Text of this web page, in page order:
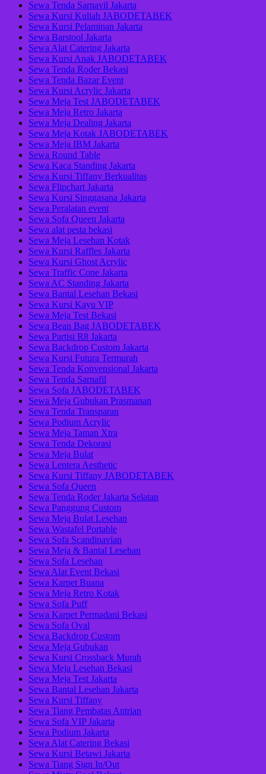
Sewa Tenda Sarnavil Jakarta
Sewa Kursi Kuliah JABODETABEK
Sewa Kursi Pelaminan Jakarta
Sewa Barstool Jakarta
Sewa Alat Catering Jakarta
Sewa Kursi Anak JABODETABEK
Sewa Tenda Roder Bekasi
Sewa Tenda Bazar Event
Sewa Kursi Acrylic Jakarta
Sewa Meja Test JABODETABEK
Sewa Meja Retro Jakarta
Sewa Meja Dealing Jakarta
Sewa Meja Kotak JABODETABEK
Sewa Meja IBM Jakarta
Sewa Round Table
Sewa Kaca Standing Jakarta
Sewa Kursi Tiffany Berkualitas
Sewa Flipchart Jakarta
Sewa Kursi Singgasana Jakarta
Sewa Peralatan event
Sewa Sofa Queen Jakarta
Sewa alat pesta bekasi
Sewa Meja Lesehan Kotak
Sewa Kursi Raffles Jakarta
Sewa Kursi Ghost Acrylic
Sewa Traffic Cone Jakarta
Sewa AC Standing Jakarta
Sewa Bantal Lesehan Bekasi
Sewa Kursi Kayu VIP
Sewa Meja Test Bekasi
Sewa Bean Bag JABODETABEK
Sewa Partisi R8 Jakarta
Sewa Backdrop Custom Jakarta
Sewa Kursi Futura Termurah
Sewa Tenda Konvensional Jakarta
Sewa Tenda Sarnafil
Sewa Sofa JABODETABEK
Sewa Meja Gubukan Prasmanan
Sewa Tenda Transparan
Sewa Podium Acrylic
Sewa Meja Taman Xtra
Sewa Tenda Dekorasi
Sewa Meja Bulat
Sewa Lentera Aesthetic
Sewa Kursi Tiffany JABODETABEK
Sewa Sofa Queen
Sewa Tenda Roder Jakarta Selatan
Sewa Panggung Custom
Sewa Meja Bulat Lesehan
Sewa Wastafel Portable
Sewa Sofa Scandinavian
Sewa Meja & Bantal Lesehan
Sewa Sofa Lesehan
Sewa Alat Event Bekasi
Sewa Karpet Buana
Sewa Meja Retro Kotak
Sewa Sofa Puff
Sewa Karpet Permadani Bekasi
Sewa Sofa Oval
Sewa Backdrop Custom
Sewa Meja Gubukan
Sewa Kursi Crossback Murah
Sewa Meja Lesehan Bekasi
Sewa Meja Test Jakarta
Sewa Bantal Lesehan Jakarta
Sewa Kursi Tiffany
Sewa Tiang Pembatas Antrian
Sewa Sofa VIP Jakarta
Sewa Podium Jakarta
Sewa Alat Catering Bekasi
Sewa Kursi Betawi Jakarta
Sewa Tiang Sign In/Out